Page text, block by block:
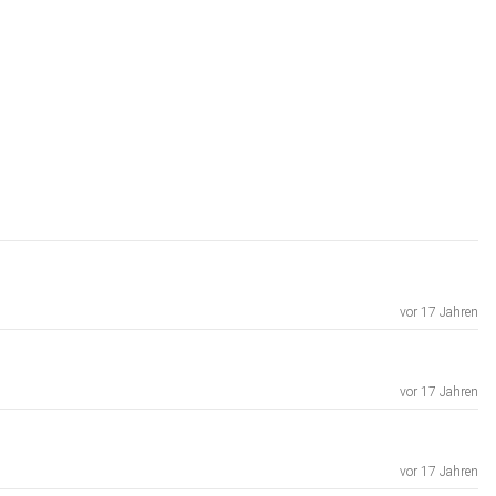
vor 17 Jahren
vor 17 Jahren
vor 17 Jahren